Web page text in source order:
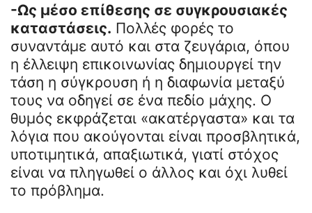
-Ως μέσο επίθεσης σε συγκρουσιακές
καταστάσεις. Πολλές φορές το
συναντάμε αυτό και στα ζευγάρια, όπου
η έλλειψη επικοινωνίας δημιουργεί την
τάση η σύγκρουση ή η διαφωνία μεταξύ
τους να οδηγεί σε ένα πεδίο μάχης. Ο
θυμός εκφράζεται «ακατέργαστα» και τα
λόγια που ακούγονται είναι προσβλητικά,
υποτιμητικά, απαξιωτικά, γιατί στόχος
είναι να πληγωθεί ο άλλος και όχι λυθεί
το πρόβλημα.